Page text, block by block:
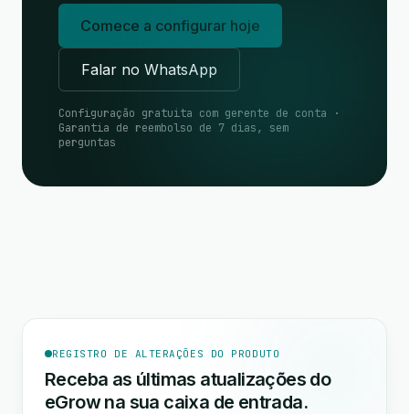
Comece a configurar hoje
Falar no WhatsApp
Configuração gratuita com gerente de conta ·
Garantia de reembolso de 7 dias, sem
perguntas
REGISTRO DE ALTERAÇÕES DO PRODUTO
Receba as últimas atualizações do
eGrow na sua caixa de entrada.